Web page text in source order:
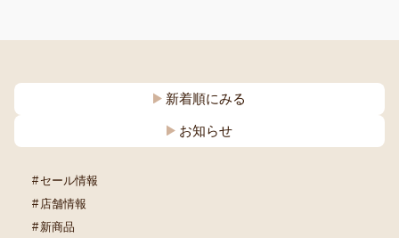
新着順にみる
お知らせ
セール情報
店舗情報
新商品